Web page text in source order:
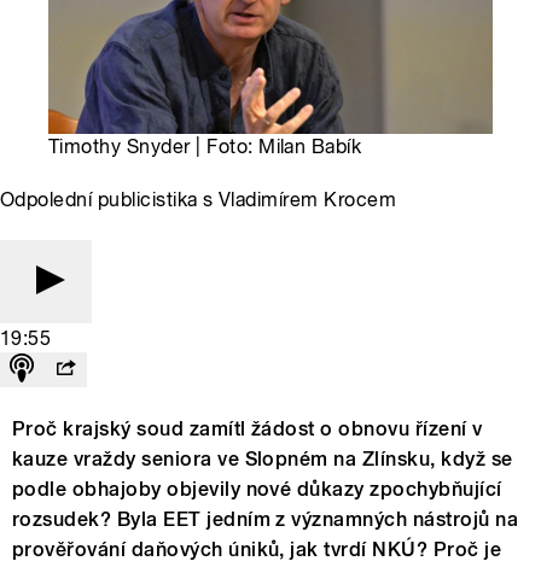
Timothy Snyder | Foto: Milan Babík
Odpolední publicistika s Vladimírem Krocem
19:55
Proč krajský soud zamítl žádost o obnovu řízení v
kauze vraždy seniora ve Slopném na Zlínsku, když se
podle obhajoby objevily nové důkazy zpochybňující
rozsudek? Byla EET jedním z významných nástrojů na
prověřování daňových úniků, jak tvrdí NKÚ? Proč je